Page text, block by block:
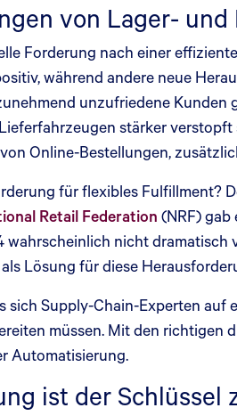
von Lager-
Forderung nach einer
während andere neue
unzufriedene
stärker
Online-Bestellungen,
für flexibles Fulfillment?
Retail Federation (NRF) gab
nicht dramatisch
Lösung für diese
sich Supply-Chain-Experten
müssen. Mit den richtigen
Automatisierung.
ist der Schlüssel